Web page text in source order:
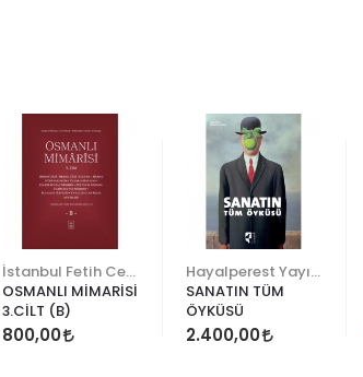
OSMANLI MİMARİSİ
3.CİLT (B)
800,00
SANATIN TÜM
ÖYKÜSÜ
2.400,00